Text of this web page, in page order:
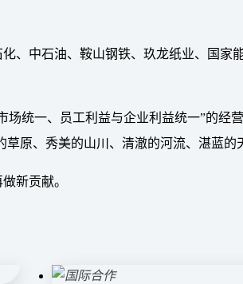
、中石油、鞍山钢铁、玖龙纸业、国家
统一、员工利益与企业利益统一”的经
原、秀美的山川、清澈的河流、湛蓝的
新贡献。